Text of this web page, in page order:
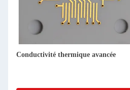
Al2O3/ALN électronique carte PCB